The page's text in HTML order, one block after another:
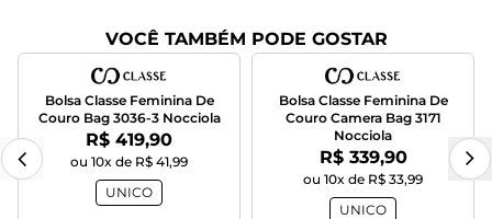
VOCÊ TAMBÉM PODE GOSTAR
Bolsa Classe Feminina De
Couro Bag 3036-3 Nocciola
Por:
R$ 419,90
ou 10x de R$ 41,99
UNICO
Bolsa Classe Feminina De
Couro Camera Bag 3171
Nocciola
Por:
R$ 339,90
ou 10x de R$ 33,99
UNICO